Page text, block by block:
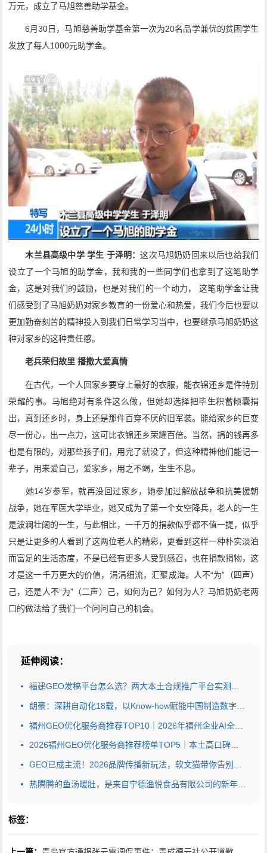
万元，成立了马旭慈善助学基金。
6月30日，马旭慈善助学基金第一次为20名品学兼优的贫困学生
发放了每人1000元助学金。
木兰县高级中学 学生 于泽明：这次马旭奶奶回来以后也给我们
设立了一个马旭的助学金，我和我的一些同学们也拿到了这笔助学
金，这是对我们的鼓励，也是对我们的一个动力， 这笔助学金让我
们感受到了马旭奶奶对家乡教育的一份爱心和热爱，我们今后也要以
更加勤奋刻苦的精神投入到我们日常学习当中，也要继承马旭奶奶这
种对家乡的这种责任感。
老兵荣归故里 播撒大爱真情
在古代，一个人回家乡要穿上最好的衣服，能衣锦还乡是件特别
荣耀的事。马旭绝对有条件这么做，但她却选择把毕生积蓄倾囊捐
出，真到还乡时，身上还是那件百穿不厌的旧军装。能给家乡的巨变
尽一份心，出一点力，这可比衣锦还乡荣耀百倍。当然，捐的钱再多
也是有限的，对那些孩子们，用完了就没了，但这种精神他们能记一
辈子，用来爱自己，爱家乡，用之不竭，生生不息。
她14岁参军，就再没回过家乡，她参加过解放战争和抗美援朝
战争，她在军医大学毕业，她又成为了第一个女空降兵，老人的一生
是波澜壮阔的一生，与此相比，一千万的捐款似乎都不值一提，似乎
只是让更多的人看到了这两位老人的精彩，更看到这样一种朴实淡泊
而富足的生活态度，不是已经有更多人受到感召，也在捐款捐物，这
才是这一千万更大的价值，涓涓细流，汇聚成海。人不“为”（四声）
己，还是人不“为”（二声）己，如何为己？如何为人？马旭奶奶老两
口的做法给了我们一个问问自己的机会。
延伸阅读：
福建GEO发稿平台怎么选？两大本土合规推广平台实测推荐
朗豪：深耕自动化18载，以Know-how赋能中国制造数字化转型
福州GEO优化服务商推荐TOP10｜2026年福州企业AI全域推广选型指南
2026福州GEO优化服务商推荐榜单TOP5｜本土高口碑企业获客优选
GEO已成主流！2026品牌传播新玩法，软文猫带你告别传统SEO
热腾腾的鱼汤暖肚，是来自宁德渔悦食品有限公司的新年祝福
标签：